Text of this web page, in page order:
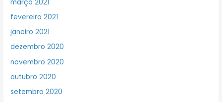
março 2021
fevereiro 2021
janeiro 2021
dezembro 2020
novembro 2020
outubro 2020
setembro 2020